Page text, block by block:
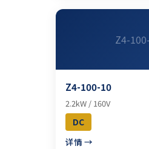
Z4-
Z4-100-10
2.2kW / 160V
DC
详情 →